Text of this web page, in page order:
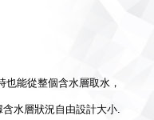
能從整個含水層取水，
水層狀況自由設計大小.